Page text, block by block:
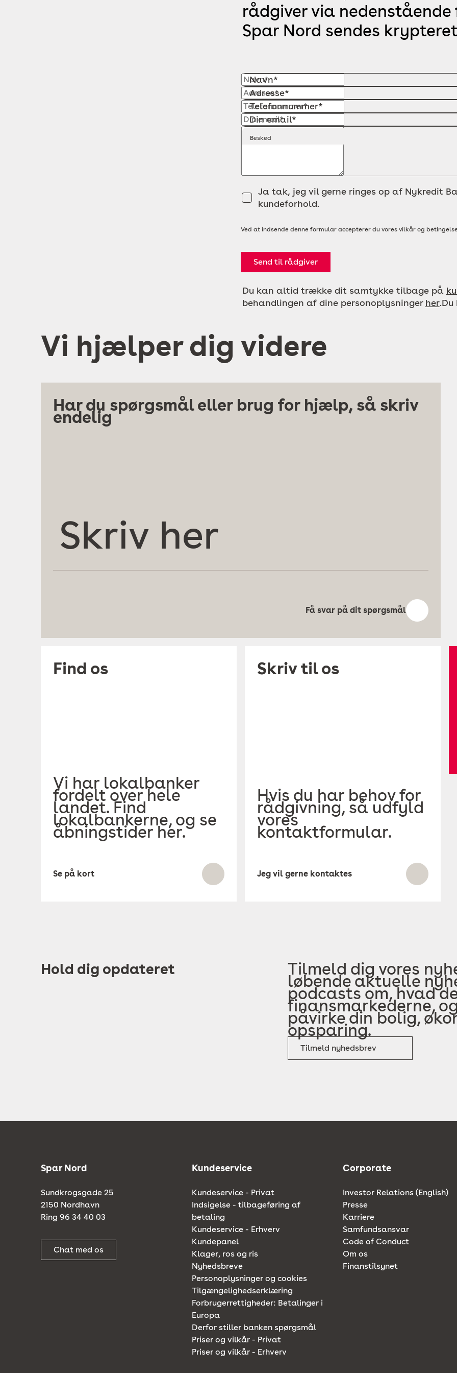
rådgiver via
Spar Nord sendes
Navn*
Adresse*
Telefonnummer*
Din email*
Besked
Ja tak, jeg vil gerne ringes op af Nykredit
kundeforhold.
Ved at indsende denne formular accepterer du vores vilkår og
Send til rådgiver
Du kan altid trække dit samtykke tilbage på
behandlingen af dine personoplysninger her
Vi hjælper dig videre
Har du spørgsmål eller brug for hjælp, så skriv
endelig
Få svar på dit spørgsmål
Find os
Vi har lokalbanker
fordelt over hele
landet. Find
lokalbankerne, og se
åbningstider her.
Se på kort
Skriv til os
Hvis du har behov for
rådgivning, så udfyld
vores
kontaktformular.
Jeg vil gerne kontaktes
Hold dig opdateret Tilmeld dig vores
løbende aktuelle
podcasts om, hvad
finansmarkederne,
påvirke din bolig,
opsparing.
Tilmeld nyhedsbrev
Spar Nord
Sundkrogsgade 25
2150 Nordhavn
Ring 96 34 40 03
Chat med os
Kundeservice
Kundeservice - Privat
Indsigelse - tilbageføring af
betaling
Kundeservice - Erhverv
Kundepanel
Klager, ros og ris
Nyhedsbreve
Personoplysninger og cookies
Tilgængelighedserklæring
Forbrugerrettigheder: Betalinger i
Europa
Derfor stiller banken spørgsmål
Priser og vilkår - Privat
Priser og vilkår - Erhverv
Corporate
Investor Relations (English)
Presse
Karriere
Samfundsansvar
Code of Conduct
Om os
Finanstilsynet